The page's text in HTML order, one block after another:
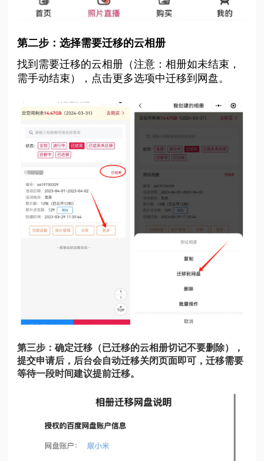
第二步：选择需要迁移的云相册
找到需要迁移的云相册（注意：相册如未结束，
需手动结束），点击更多选项中迁移到网盘。
第三步：确定迁移（已迁移的云相册切记不要删除），
提交申请后，后台会自动迁移关闭页面即可，迁移需要
等待一段时间建议提前迁移。